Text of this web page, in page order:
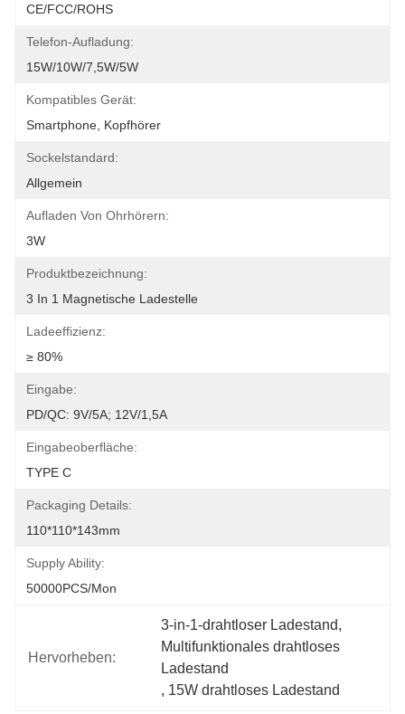
CE/FCC/ROHS
Telefon-Aufladung:
15W/10W/7,5W/5W
Kompatibles Gerät:
Smartphone, Kopfhörer
Sockelstandard:
Allgemein
Aufladen Von Ohrhörern:
3W
Produktbezeichnung:
3 In 1 Magnetische Ladestelle
Ladeeffizienz:
≥ 80%
Eingabe:
PD/QC: 9V/5A; 12V/1,5A
Eingabeoberfläche:
TYPE C
Packaging Details:
110*110*143mm
Supply Ability:
50000PCS/Mon
Hervorheben:
3-in-1-drahtloser Ladestand,
Multifunktionales drahtloses
Ladestand
, 15W drahtloses Ladestand